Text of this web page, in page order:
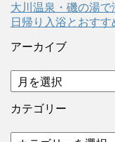
大川温泉・磯の湯
日帰り入浴とおすす
アーカイブ
ア
ー
カ
ブ
カテゴリー